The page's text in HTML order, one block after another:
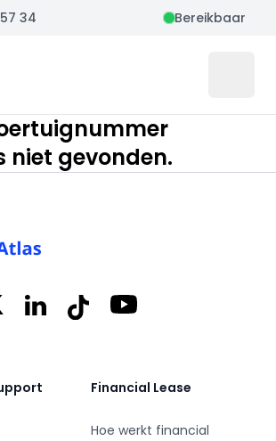
34 Bereikbaar
niet gevonden.
LinkedInTiktok YouTube
Financial Lease
Hoe werkt financial